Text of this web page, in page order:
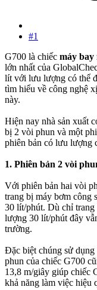
#1
G700 là chiếc máy bay
lớn nhất của
lít với lưu lượng có thể
tìm hiểu về công nghệ
này.
Hiện nay nhà sản xuất
bị 2 vòi phun và một
phiên bản có lưu lượng
1. Phiên bản 2 vòi
Với phiên bản hai vòi
trang bị máy bơm công
30 lít/phút. Dù chỉ
lượng 30 lít/phút đây
trường.
Đặc biệt chúng sử
phun của chiếc G700
13,8 m/giây giúp chiếc
khả năng làm việc hiệu